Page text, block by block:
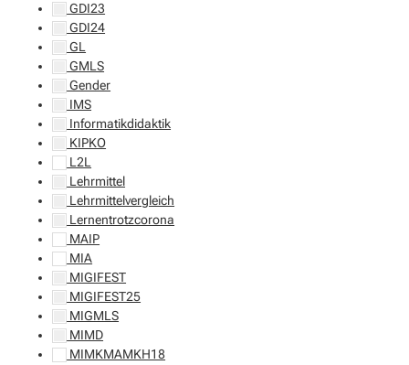
GDI23
GDI24
GL
GMLS
Gender
IMS
Informatikdidaktik
KIPKO
L2L
Lehrmittel
Lehrmittelvergleich
Lernentrotzcorona
MAIP
MIA
MIGIFEST
MIGIFEST25
MIGMLS
MIMD
MIMKMAMKH18